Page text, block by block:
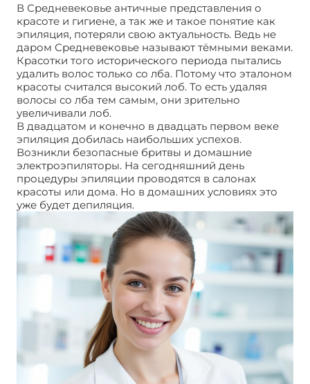
В Средневековье античные представления о
красоте и гигиене, а так же и такое понятие как
эпиляция, потеряли свою актуальность. Ведь не
даром Средневековье называют тёмными веками.
Красотки того исторического периода пытались
удалить волос только со лба. Потому что эталоном
красоты считался высокий лоб. То есть удаляя
волосы со лба тем самым, они зрительно
увеличивали лоб.
В двадцатом и конечно в двадцать первом веке
эпиляция добилась наибольших успехов.
Возникли безопасные бритвы и домашние
электроэпиляторы. На сегодняшний день
процедуры эпиляции проводятся в салонах
красоты или дома. Но в домашних условиях это
уже будет депиляция.